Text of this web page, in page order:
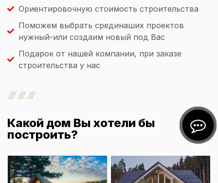
Ориентировочную стоимость строительства
Поможем выбрать срединаших проектов
нужный-или создаим новый под Вас
Подарок от нашей компании, при заказе
строительства у нас
Какой дом Вы хотели бы
построить?